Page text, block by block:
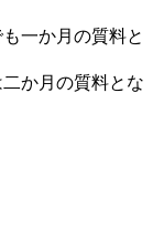
一か月の質料と
か月の質料とな